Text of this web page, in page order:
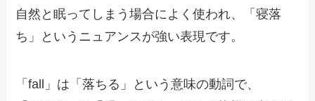
自然と眠ってしまう場合によく使われ、「寝落
ち」というニュアンスが強い表現です。
「fall」は「落ちる」という意味の動詞で、